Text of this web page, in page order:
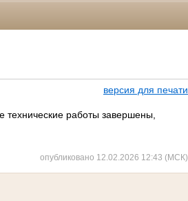
версия для печати
работы завершены,
опубликовано 12.02.2026 12:43 (МСК)